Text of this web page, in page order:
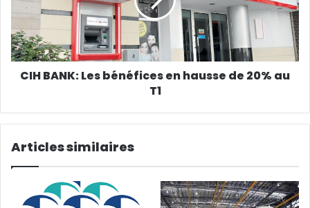
CIH BANK: Les bénéfices en hausse de 20% au
T1
Articles similaires